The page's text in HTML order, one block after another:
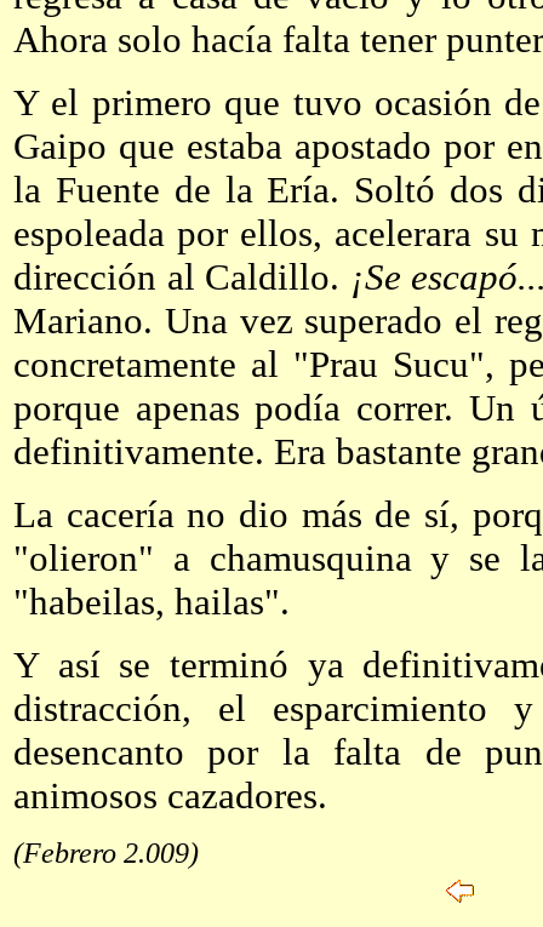
Ahora solo hacía falta tener
Y el primero que tuvo ocasión
Gaipo que estaba apostado por
la Fuente de la Ería. Soltó dos
espoleada por ellos, acelerara
dirección al Caldillo. ¡Se
Mariano. Una vez superado el
concretamente al "Prau Sucu",
porque apenas podía correr.
definitivamente. Era bastante
La cacería no dio más de sí,
"olieron" a chamusquina y se
"habeilas, hailas".
Y así se terminó ya
distracción, el esparcimiento
desencanto por la falta de
animosos cazadores.
(Febrero 2.009)